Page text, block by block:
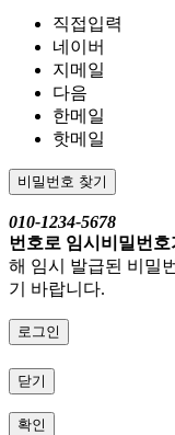
직접입력
네이버
지메일
다음
한메일
핫메일
비밀번호 찾기
010-1234-5678
번호로 임시비밀번
해 임시 발급된 비밀
기 바랍니다.
로그인
닫기
확인